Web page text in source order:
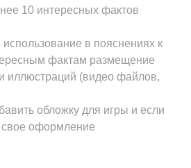
10 интересных фактов
использование в пояснениях к
фактам размещение
иллюстраций (видео файлов,
обложку для игры и если
свое оформление